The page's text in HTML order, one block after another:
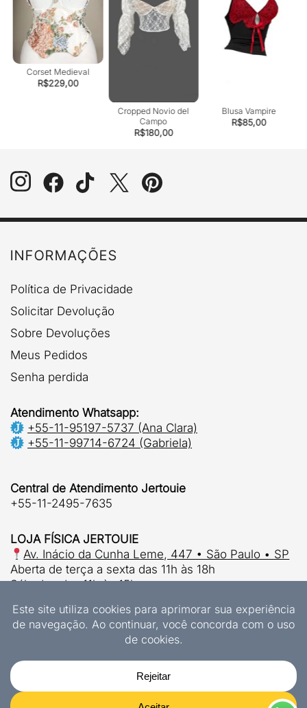
Corset Medieval
R$229,00
Cropped Novio del
Campo
R$180,00
Blusa Vampire
R$85,00
INFORMAÇÕES
Política de Privacidade
Solicitar Devolução
Sobre Devoluções
Meus Pedidos
Senha perdida
Atendimento Whatsapp:
+55-11-95197-5737 (Ana Clara)
+55-11-99714-6724 (Gabriela)
Central de Atendimento Jertouie
+55-11-2495-7635
LOJA FÍSICA JERTOUIE
Av. Inácio da Cunha Leme, 447 • São Paulo • SP
Aberta de terça a sexta das 11h às 18h
Sábados das 11h às 15h.
© 2026 | Jertouie Ltda
CNPJ 37.915.853/0001-63
JERTOUIE LTDA
447 Inacio da Cunha Leme Ave., Interlagos, Sao